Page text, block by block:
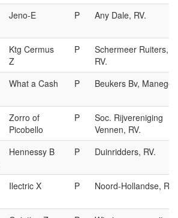
Jeno-E P Any Dale, RV.
Ktg Cermus
Z
P
Schermeer Ruiters,
RV.
What a Cash P Beukers Bv, Manege
Zorro of
Picobello
P
Soc. Rijvereniging
Vennen, RV.
Hennessy B P Duinridders, RV.
Ilectric X P Noord-Hollandse, RV.